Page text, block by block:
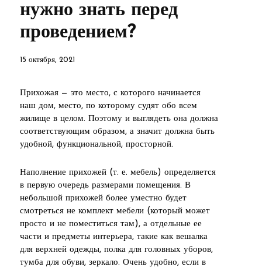
нужно знать перед
проведением?
15 октября, 2021
Прихожая — это место, с которого начинается
наш дом, место, по которому судят обо всем
жилище в целом. Поэтому и выглядеть она должна
соответствующим образом, а значит должна быть
удобной, функциональной, просторной.
Наполнение прихожей (т. е. мебель) определяется
в первую очередь размерами помещения. В
небольшой прихожей более уместно будет
смотреться не комплект мебели (который может
просто и не поместиться там), а отдельные ее
части и предметы интерьера, такие как вешалка
для верхней одежды, полка для головных уборов,
тумба для обуви, зеркало. Очень удобно, если в